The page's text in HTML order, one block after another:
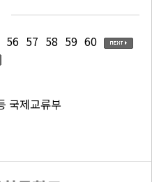
56 57 58 59 60
국제교류부